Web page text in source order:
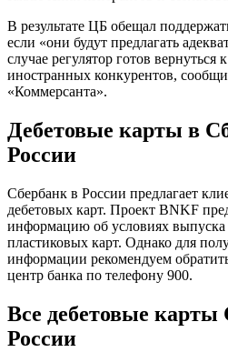
В результате ЦБ обещал
если «они будут предлагать
случае регулятор готов вернуться
иностранных конкурентов,
«Коммерсанта».
Дебетовые карты в
России
Сбербанк в России предлагает
дебетовых карт. Проект BNKF
информацию об условиях
пластиковых карт. Однако для
информации рекомендуем
центр банка по телефону 900.
Все дебетовые карты
России